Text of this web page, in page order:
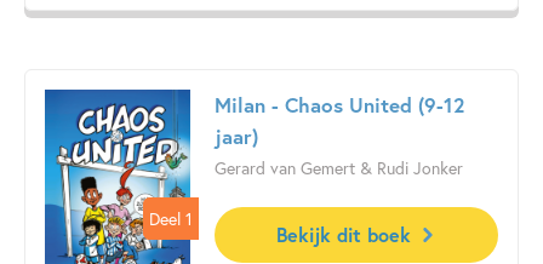
krijgt.
groeit er aan de boom een reusachtige perzik die zo groot
wordt als een huis! James kruipt door een tunnel de
reuzenperzik binnen en ontmoet Ouwe-Groene-Sprinkhaan,
juffrouw Spin, Lieveheersbeest en nog meer dieren. Samen
beleven ze de gekste avonturen, zoals een wilde tocht van
de heuvel af, en zelfs een luchtreis over de oceaan.
Deel 1
Deel 1
Milan - Chaos United (9-12
jaar)
Gerard van Gemert & Rudi Jonker
Bekijk dit boek